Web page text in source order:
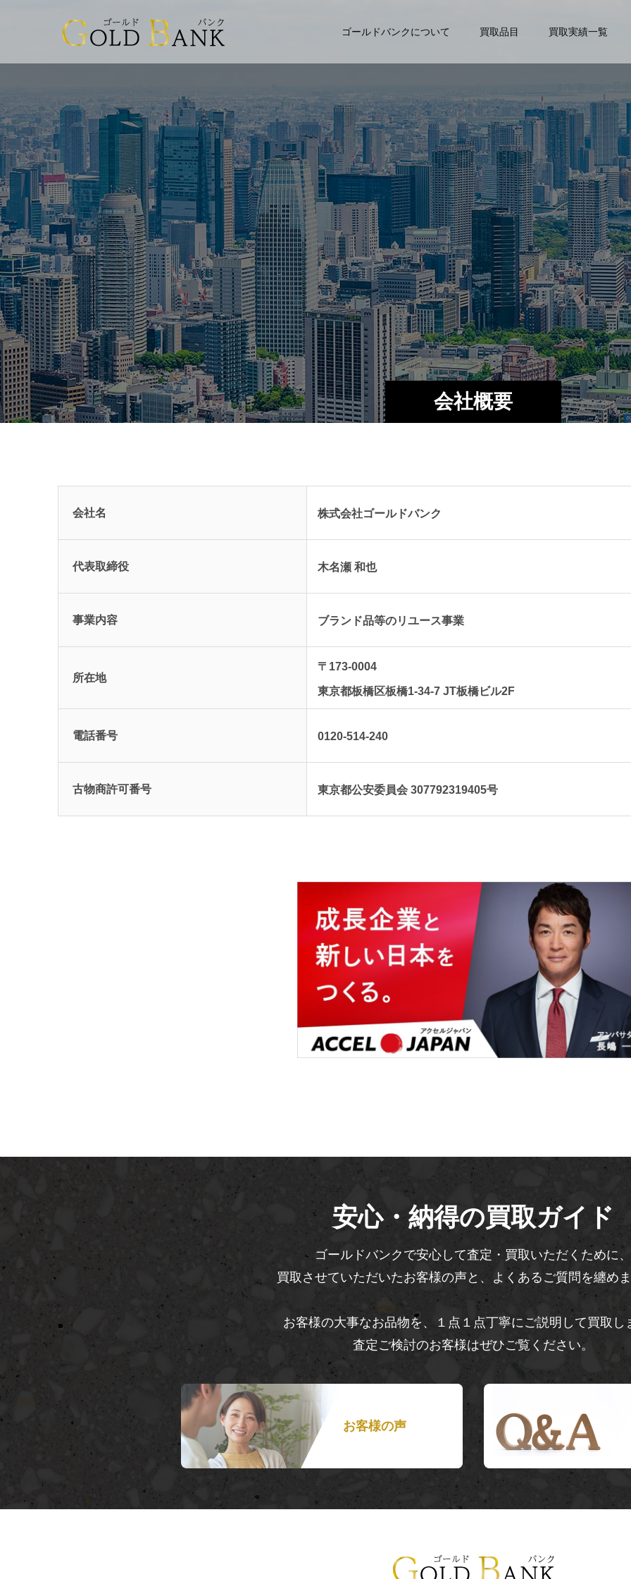
ゴールドバンクについて 買取品目 買取実績一覧
会社概要
会社名 株式会社ゴールドバンク
代表取締役 木名瀬 和也
事業内容 ブランド品等のリユース事業
所在地
〒173-0004
東京都板橋区板橋1-34-7 JT板橋ビル2F
電話番号 0120-514-240
古物商許可番号 東京都公安委員会 307792319405号
安心・納得の買取ガイド
ゴールドバンクで安心して査定・買取いただくために、
買取させていただいたお客様の声と、よくあるご質問を纏め
お客様の大事なお品物を、１点１点丁寧にご説明して買取し
査定ご検討のお客様はぜひご覧ください。
お客様の声